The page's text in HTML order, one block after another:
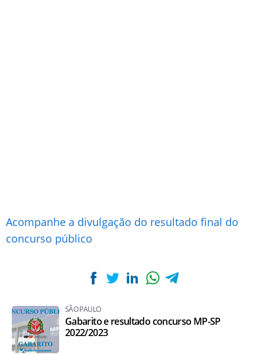
Acompanhe a divulgação do resultado final do
concurso público
SÃO PAULO
Gabarito e resultado concurso MP-SP
2022/2023